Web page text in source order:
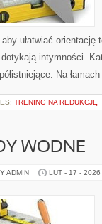
ułatwiać
intymności.
Na
TRENING NA REDUKCJĘ
WODNE
ADMIN LUT - 17 - 2026